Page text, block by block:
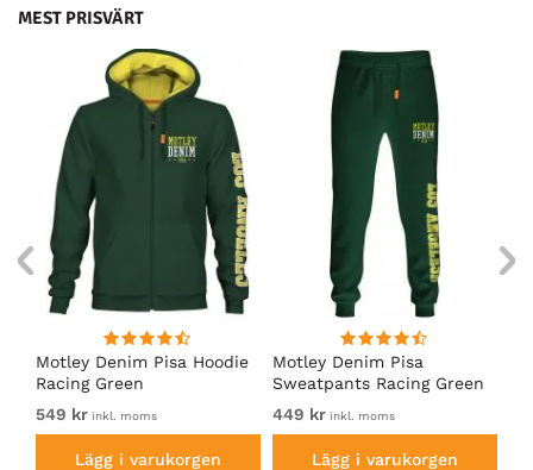
MEST PRISVÄRT
Motley Denim Pisa Hoodie
Racing Green
549 kr inkl. moms
Lägg i varukorgen
Motley Denim Pisa
Sweatpants Racing Green
449 kr inkl. moms
Lägg i varukorgen